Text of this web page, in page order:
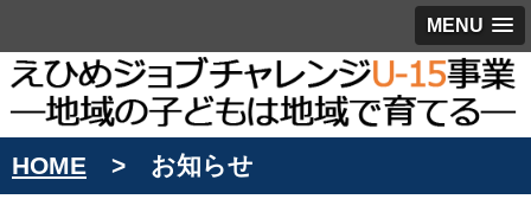
MENU
HOME お知らせ